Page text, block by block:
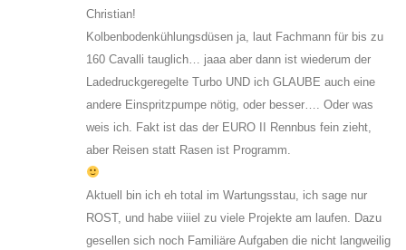
Christian!
Kolbenbodenkühlungsdüsen ja, laut Fachmann für bis zu
160 Cavalli tauglich… jaaa aber dann ist wiederum der
Ladedruckgeregelte Turbo UND ich GLAUBE auch eine
andere Einspritzpumpe nötig, oder besser…. Oder was
weis ich. Fakt ist das der EURO II Rennbus fein zieht,
aber Reisen statt Rasen ist Programm.
Aktuell bin ich eh total im Wartungsstau, ich sage nur
ROST, und habe viiiel zu viele Projekte am laufen. Dazu
gesellen sich noch Familiäre Aufgaben die nicht langweilig